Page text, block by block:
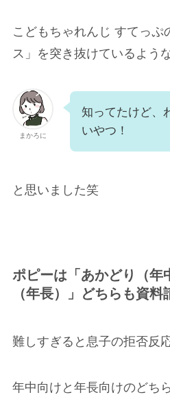
こどもちゃれんじ すてっぷ
ス」を突き抜けているよう
まかろに
知ってたけど、
いやつ！
と思いました笑
ポピーは「あかどり（年
（年長）」どちらも資料
難しすぎると息子の拒否反
年中向けと年長向けのどち